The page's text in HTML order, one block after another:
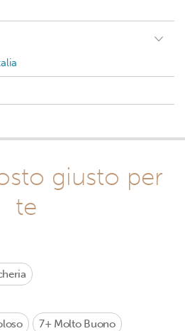
giusto per
te
7+ Molto Buono